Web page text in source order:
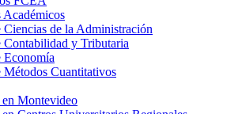
Académicos
Ciencias de la Administración
Contabilidad y Tributaria
Economía
Métodos Cuantitativos
en Montevideo